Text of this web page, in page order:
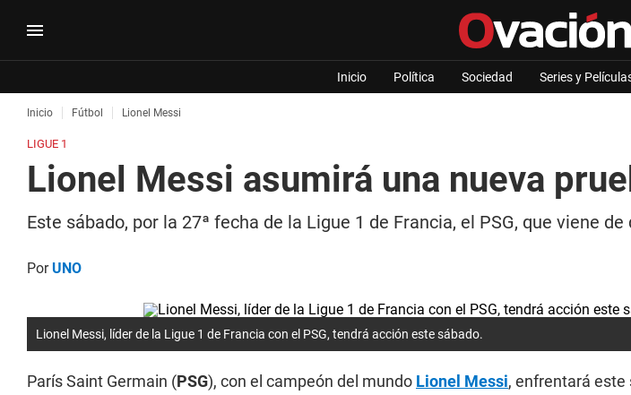
Inicio Política Sociedad Series y
Inicio Fútbol Lionel Messi
LIGUE 1
Lionel Messi asumirá una nueva
Este sábado, por la 27ª fecha de la Ligue 1 de Francia, el PSG, que viene
PorUNO
Lionel Messi, líder de la Ligue 1 de Francia con el PSG, tendrá acción este sábado.
París Saint Germain (PSG), con el campeón del mundo Lionel Messi, enfrentará este